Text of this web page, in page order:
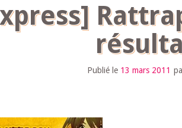
Publié le 13 mars 2011